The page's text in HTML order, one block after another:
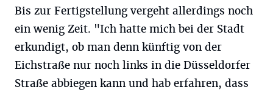
Bis zur Fertigstellung vergeht allerdings noch
ein wenig Zeit. "Ich hatte mich bei der Stadt
erkundigt, ob man denn künftig von der
Eichstraße nur noch links in die Düsseldorfer
Straße abbiegen kann und hab erfahren, dass